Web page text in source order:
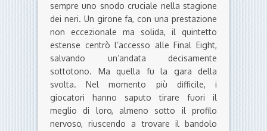
sempre uno snodo cruciale nella stagione
dei neri. Un girone fa, con una prestazione
non eccezionale ma solida, il quintetto
estense centrò l’accesso alle Final Eight,
salvando un’andata decisamente
sottotono. Ma quella fu la gara della
svolta. Nel momento più difficile, i
giocatori hanno saputo tirare fuori il
meglio di loro, almeno sotto il profilo
nervoso, riuscendo a trovare il bandolo